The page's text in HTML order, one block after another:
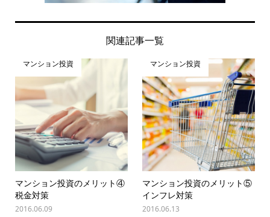
関連記事一覧
マンション投資
マンション投資のメリット④
税金対策
2016.06.09
マンション投資
マンション投資のメリット⑤
インフレ対策
2016.06.13